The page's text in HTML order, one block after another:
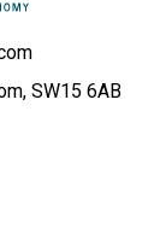
SW15 6AB